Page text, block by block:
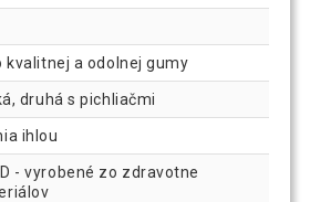
kvalitnej a odolnej gumy
druhá s pichliačmi
ihlou
- vyrobené zo zdravotne